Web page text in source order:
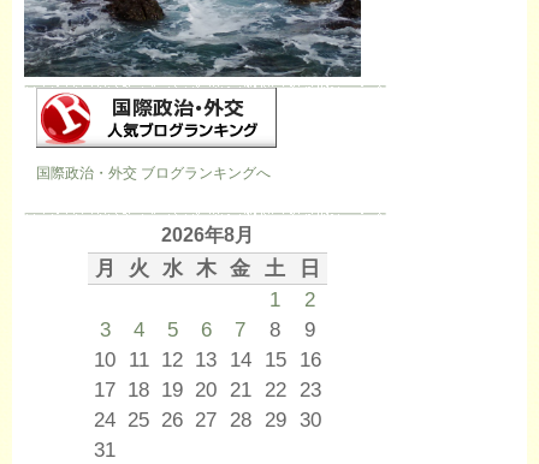
国際政治・外交 ブログランキングへ
2026年8月
月 火 水 木 金 土
日
1
2
3
4 5 6 7 8
9
10 11 12 13 14 15
16
17 18 19 20 21 22
23
24 25 26 27 28 29 30
31